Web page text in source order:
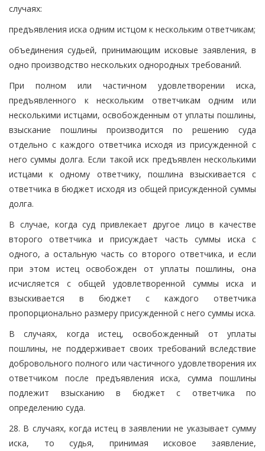
случаях:
предъявления иска одним истцом к нескольким ответчикам;
объединения судьей, принимающим исковые заявления, в
одно производство нескольких однородных требований.
При полном или частичном удовлетворении иска,
предъявленного к нескольким ответчикам одним или
несколькими истцами, освобожденным от уплаты пошлины,
взыскание пошлины производится по решению суда
отдельно с каждого ответчика исходя из присужденной с
него суммы долга. Если такой иск предъявлен несколькими
истцами к одному ответчику, пошлина взыскивается с
ответчика в бюджет исходя из общей присужденной суммы
долга.
В случае, когда суд привлекает другое лицо в качестве
второго ответчика и присуждает часть суммы иска с
одного, а остальную часть со второго ответчика, и если
при этом истец освобожден от уплаты пошлины, она
исчисляется с общей удовлетворенной суммы иска и
взыскивается в бюджет с каждого ответчика
пропорционально размеру присужденной с него суммы иска.
В случаях, когда истец, освобожденный от уплаты
пошлины, не поддерживает своих требований вследствие
добровольного полного или частичного удовлетворения их
ответчиком после предъявления иска, сумма пошлины
подлежит взысканию в бюджет с ответчика по
определению суда.
28. В случаях, когда истец в заявлении не указывает сумму
иска, то судья, принимая исковое заявление,